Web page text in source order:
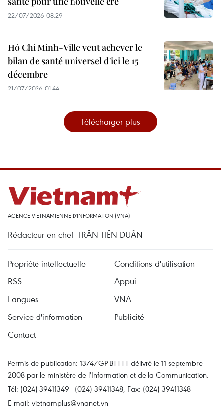
22/07/2026 08:29
Hô Chi Minh-Ville veut achever le
bilan de santé universel d’ici le 15
décembre
21/07/2026 01:44
Télécharger plus
AGENCE VIETNAMIENNE D'INFORMATION (VNA)
Rédacteur en chef: TRÂN TIÊN DUÂN
Propriété intellectuelle
Conditions d'utilisation
RSS
Appui
Langues
VNA
Service d'information
Publicité
Contact
Permis de publication: 1374/GP-BTTTT délivré le 11 septembre
2008 par le ministère de l'Information et de la Communication.
Tél: (024) 39411349 - (024) 39411348, Fax: (024) 39411348
E-mail: vietnamplus@vnanet.vn